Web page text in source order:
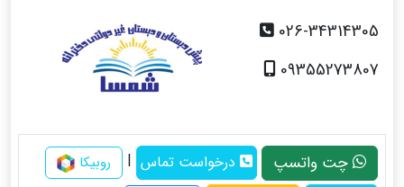
026-34314305
09355273807
چت واتسپ درخواست تماس |
روبیکا